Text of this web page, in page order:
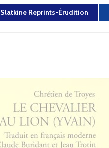
Slatkine Reprints-Érudition